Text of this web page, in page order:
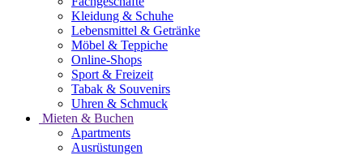
Kleidung & Schuhe
Lebensmittel & Getränke
Möbel & Teppiche
Online-Shops
Sport & Freizeit
Tabak & Souvenirs
Uhren & Schmuck
Mieten & Buchen
Apartments
Ausrüstungen